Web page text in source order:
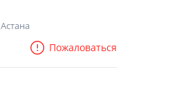
Астана
Пожаловаться